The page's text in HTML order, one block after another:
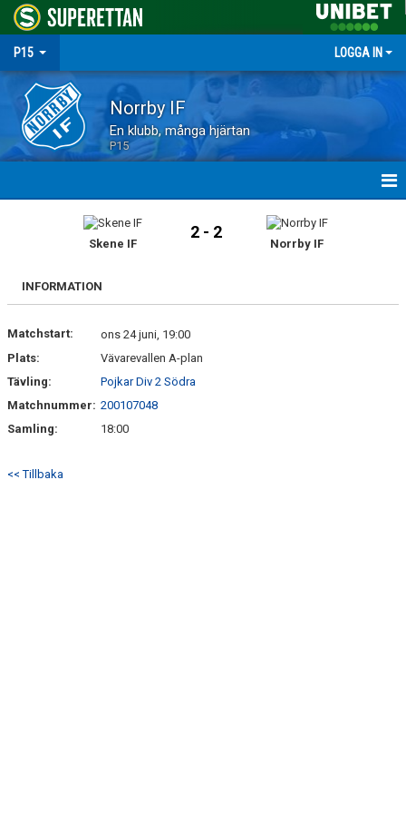
P15 LOGGA IN
Norrby IF
En klubb, många hjärtan
P15
MATCHER
TRUPPEN
BILDER
Skene IF
2 - 2
Norrby IF
INFORMATION
Matchstart:
ons 24 juni, 19:00
Plats:
Vävarevallen A-plan
Tävling:
Pojkar Div 2 Södra
Matchnummer: 200107048
Samling:
18:00
<< Tillbaka